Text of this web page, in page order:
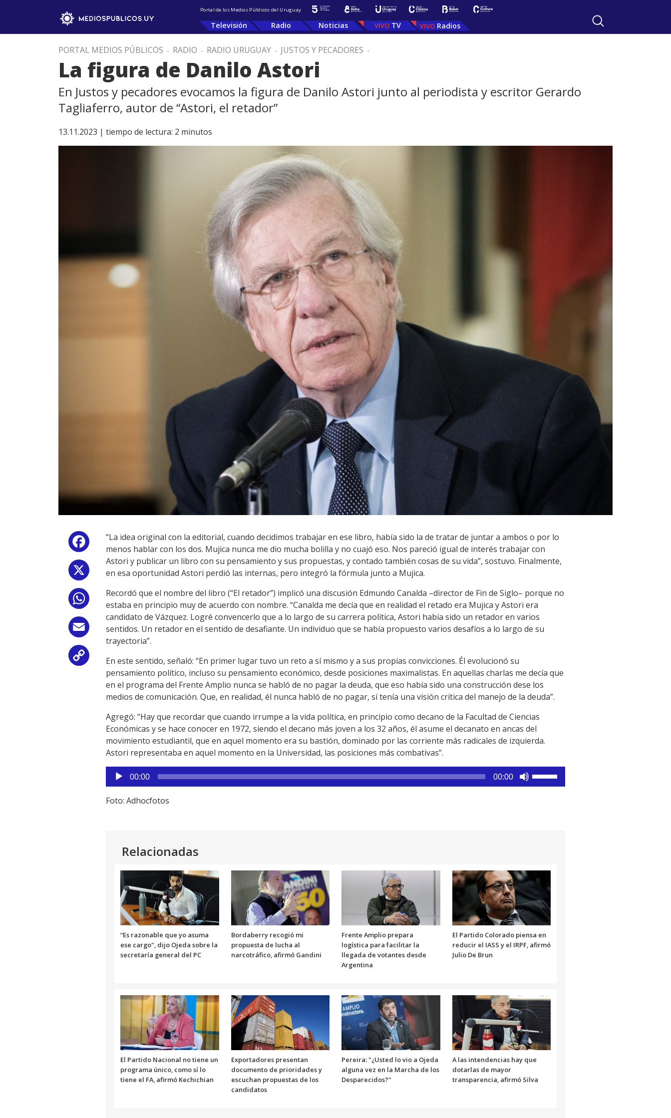
Portal de los Medios Públicos del Uruguay
Televisión Radio Noticias TV Radios
PORTAL MEDIOS PÚBLICOS . RADIO . RADIO URUGUAY . JUSTOS Y PECADORES .
La figura de Danilo Astori
En Justos y pecadores evocamos la figura de Danilo Astori junto al periodista y escritor Gerardo
Tagliaferro, autor de “Astori, el retador”
13.11.2023 | tiempo de lectura: 2 minutos
Facebook
WhatsApp
Email
Copy
Link
“La idea original con la editorial, cuando decidimos trabajar en ese libro, había sido la de tratar de juntar a ambos o por lo
menos hablar con los dos. Mujica nunca me dio mucha bolilla y no cuajó eso. Nos pareció igual de interés trabajar con
Astori y publicar un libro con su pensamiento y sus propuestas, y contado también cosas de su vida”, sostuvo. Finalmente,
en esa oportunidad Astori perdió las internas, pero integró la fórmula junto a Mujica.
Recordó que el nombre del libro (“El retador”) implicó una discusión Edmundo Canalda –director de Fin de Siglo– porque no
estaba en principio muy de acuerdo con nombre. “Canalda me decía que en realidad el retado era Mujica y Astori era
candidato de Vázquez. Logré convencerlo que a lo largo de su carrera política, Astori había sido un retador en varios
sentidos. Un retador en el sentido de desafiante. Un individuo que se había propuesto varios desafíos a lo largo de su
trayectoria”.
En este sentido, señaló: “En primer lugar tuvo un reto a sí mismo y a sus propias convicciones. Él evolucionó su
pensamiento político, incluso su pensamiento económico, desde posiciones maximalistas. En aquellas charlas me decía que
en el programa del Frente Amplio nunca se habló de no pagar la deuda, que eso había sido una construcción dese los
medios de comunicación. Que, en realidad, él nunca habló de no pagar, sí tenía una visión crítica del manejo de la deuda”.
Agregó: “Hay que recordar que cuando irrumpe a la vida política, en principio como decano de la Facultad de Ciencias
Económicas y se hace conocer en 1972, siendo el decano más joven a los 32 años, él asume el decanato en ancas del
movimiento estudiantil, que en aquel momento era su bastión, dominado por las corriente más radicales de izquierda.
Astori representaba en aquel momento en la Universidad, las posiciones más combativas”.
Reproductor
de
audio
00:00 00:00
disminuir
el
volumen.
Foto: Adhocfotos
Relacionadas
“Es razonable que yo asuma
ese cargo", dijo Ojeda sobre la
secretaría general del PC
Bordaberry recogió mi
propuesta de lucha al
narcotráfico, afirmó Gandini
Frente Amplio prepara
logística para facilitar la
llegada de votantes desde
Argentina
El Partido Colorado piensa en
reducir el IASS y el IRPF, afirmó
Julio De Brun
El Partido Nacional no tiene un
programa único, como sí lo
tiene el FA, afirmó Kechichian
Exportadores presentan
documento de prioridades y
escuchan propuestas de los
candidatos
Pereira: "¿Usted lo vio a Ojeda
alguna vez en la Marcha de los
Desparecidos?"
A las intendencias hay que
dotarlas de mayor
transparencia, afirmó Silva